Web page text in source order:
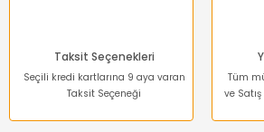
Taksit Seçenekleri
Seçili kredi kartlarına 9 aya varan
Taksit Seçeneği
Tüm
ve